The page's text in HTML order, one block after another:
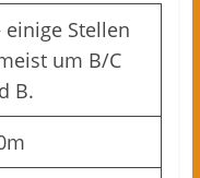
einige Stellen
um B/C
B.